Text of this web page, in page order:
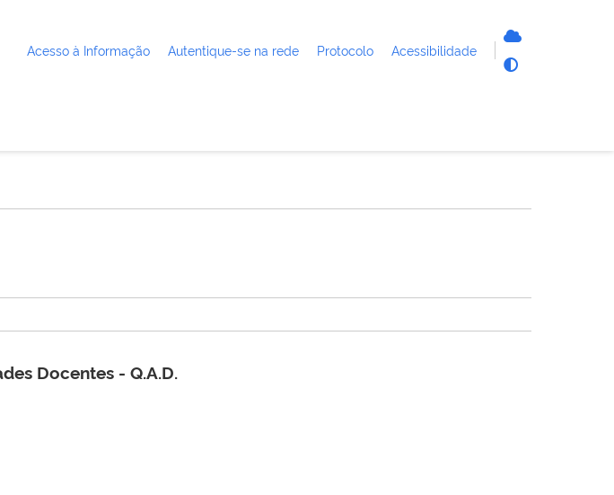
Acesso à Informação Autentique-se na rede Protocolo Acessibilidade
Docentes - Q.A.D.